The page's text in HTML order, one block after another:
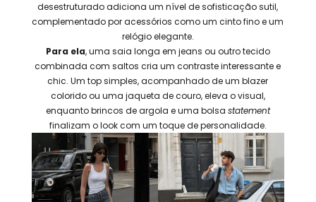
desestruturado adiciona um nível de sofisticação sutil,
complementado por acessórios como um cinto fino e um
relógio elegante.
Para ela, uma saia longa em jeans ou outro tecido
combinada com saltos cria um contraste interessante e
chic. Um top simples, acompanhado de um blazer
colorido ou uma jaqueta de couro, eleva o visual,
enquanto brincos de argola e uma bolsa statement
finalizam o look com um toque de personalidade.